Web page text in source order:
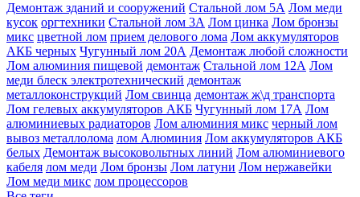
Демонтаж зданий и сооружений Стальной лом 5А Лом меди
кусок оргтехники Стальной лом 3А Лом цинка Лом бронзы
микс цветной лом прием делового лома Лом аккумуляторов
АКБ черных Чугунный лом 20А Демонтаж любой сложности
Лом алюминия пищевой демонтаж Стальной лом 12А Лом
меди блеск электротехнический демонтаж
металлоконструкций Лом свинца демонтаж ж\д транспорта
Лом гелевых аккумуляторов АКБ Чугунный лом 17А Лом
алюминиевых радиаторов Лом алюминия микс черный лом
вывоз металлолома лом Алюминия Лом аккумуляторов АКБ
белых Демонтаж высоковольтных линий Лом алюминиевого
кабеля лом меди Лом бронзы Лом латуни Лом нержавейки
Лом меди микс лом процессоров